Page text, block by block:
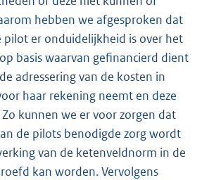
hebben we afgesproken dat
er onduidelijkheid is over het
basis waarvan gefinancierd dient
adressering van de kosten in
haar rekening neemt en deze
kunnen we er voor zorgen dat
de pilots benodigde zorg wordt
van de ketenveldnorm in de
kan worden. Vervolgens